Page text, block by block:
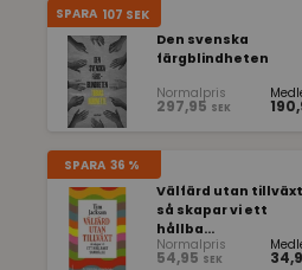
SPARA 107 SEK
Den svenska
färgblindheten
Normalpris
297,95 SEK
SPARA 36 %
Välfärd utan
så skapar vi ett
hållba...
Normalpris
54,95 SEK